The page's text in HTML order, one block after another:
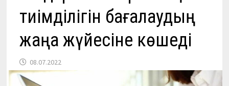
тиімділігін бағалаудың
жаңа жүйесіне көшеді
08.07.2022